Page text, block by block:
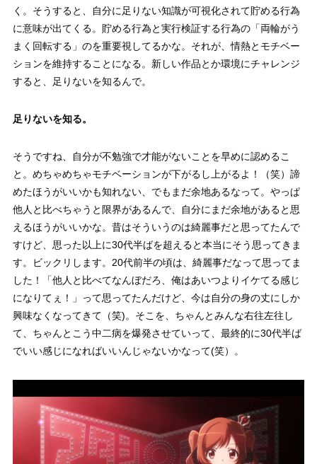
く。そうすると、自分に足りない知識が可視化されて貯める行為
に意味が出てくる。貯める行為と実行検証する行為の「両輪がう
まく回転する」のを重要視してるかな。それが、情熱とモチベー
ションを維持することになる。新しい作品とか環境にチャレンジ
すると、足りないを知るんで。
足りないを知る。
そうですね、自分が不勉強で才能がないことを早めに認めるこ
と。めちゃめちゃモチベーションが下がるし上がるよ！（笑）諦
めたほうがいいかも知れない、でもまだ余地あるなって。やっぱ
他人と比べちゃうと限界があるんで、自分にまだ余地があると思
えるほうがいいかな。昔はそういうのは綺麗事だと思ってたんで
すけど、思った以上に30代半ばを超えると本当にそう思ってきま
す。ビックリします。20代前半の頃は、綺麗事だなって思ってま
した！「他人と比べてなんぼだろ、俺はあいつよりイケてる感じ
になりてぇ！」って思ってたんだけど、今は自分の身の丈にしか
興味なくなってきて（笑)。そこを、ちゃんとみんな右往左往し
て、ちゃんとこう中二病を爆発させていって、最終的に30代半ば
でいい感じになればいいんじゃないかなって(笑）。